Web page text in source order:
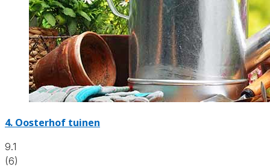
4. Oosterhof tuinen
9.1
(6)